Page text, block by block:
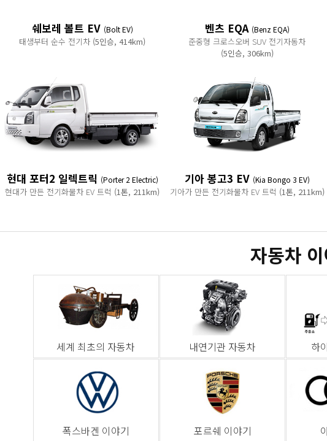
쉐보레 볼트 EV (Bolt EV)
태생부터 순수 전기차 (5인승, 414km)
벤츠 EQA (Benz EQA)
준중형 크로스오버 SUV 전기자동차
(5인승, 306km)
현대 포터2 일렉트릭 (Porter 2 Electric)
현대가 만든 전기화물차 EV 트럭 (1톤, 211km)
기아 봉고3 EV (Kia Bongo 3 EV)
기아가 만든 전기화물차 EV 트럭 (1톤, 211km)
자동차
세계 최초의 자동차 내연기관 자동차 하
폭스바겐 이야기 포르쉐 이야기